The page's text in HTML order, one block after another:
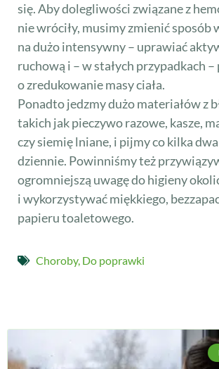
się. Aby dolegliwości związane z
nie wróciły, musimy zmienić sposób
na dużo intensywny – uprawiać
ruchową i – w stałych przypadkach
o zredukowanie masy ciała.
Ponadto jedzmy dużo materiałów z
takich jak pieczywo razowe, kasze,
czy siemię lniane, i pijmy co kilka
dziennie. Powinniśmy też
ogromniejszą uwagę do higieny
i wykorzystywać miękkiego,
papieru toaletowego.
Choroby, Do poprawki